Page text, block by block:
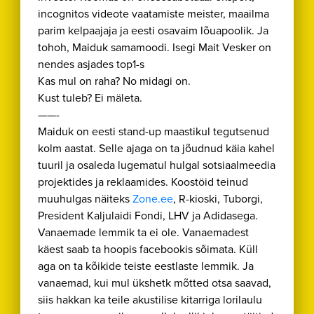
incognitos videote vaatamiste meister, maailma
parim kelpaajaja ja eesti osavaim lõuapoolik. Ja
tohoh, Maiduk samamoodi. Isegi Mait Vesker on
nendes asjades top1-s
Kas mul on raha? No midagi on.
Kust tuleb? Ei mäleta.
——-
Maiduk on eesti stand-up maastikul tegutsenud
kolm aastat. Selle ajaga on ta jõudnud käia kahel
tuuril ja osaleda lugematul hulgal sotsiaalmeedia
projektides ja reklaamides. Koostöid teinud
muuhulgas näiteksZone.ee, R-kioski, Tuborgi,
President Kaljulaidi Fondi, LHV ja Adidasega.
Vanaemade lemmik ta ei ole. Vanaemadest
käest saab ta hoopis facebookis sõimata. Küll
aga on ta kõikide teiste eestlaste lemmik. Ja
vanaemad, kui mul ükshetk mõtted otsa saavad,
siis hakkan ka teile akustilise kitarriga lorilaulu